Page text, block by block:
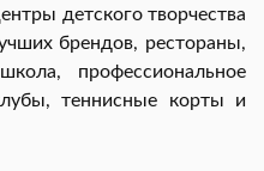
детского творчества
брендов, рестораны,
профессиональное
теннисные корты и